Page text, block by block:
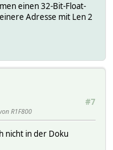
einen 32-Bit-Float-
Adresse mit Len 2
#7
R1F800
nicht in der Doku